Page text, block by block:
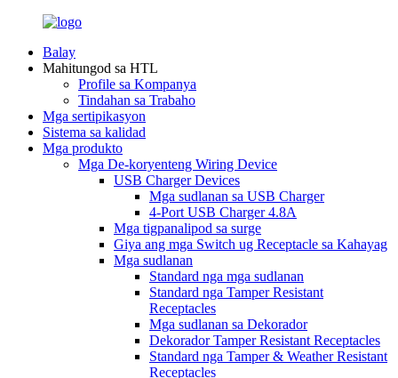
Balay
Mahitungod sa HTL
Profile sa Kompanya
Tindahan sa Trabaho
Mga sertipikasyon
Sistema sa kalidad
Mga produkto
Mga De-koryenteng Wiring Device
USB Charger Devices
Mga sudlanan sa USB Charger
4-Port USB Charger 4.8A
Mga tigpanalipod sa surge
Giya ang mga Switch ug Receptacle sa Kahayag
Mga sudlanan
Standard nga mga sudlanan
Standard nga Tamper Resistant
Receptacles
Mga sudlanan sa Dekorador
Dekorador Tamper Resistant Receptacles
Standard nga Tamper & Weather Resistant
Receptacles